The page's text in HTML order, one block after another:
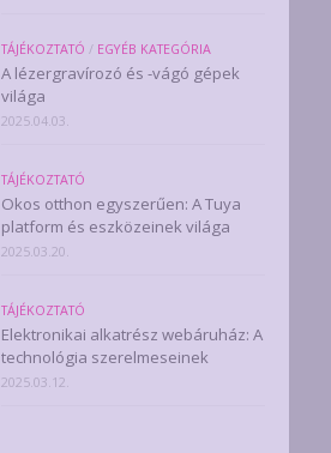
TÁJÉKOZTATÓ / EGYÉB KATEGÓRIA
A lézergravírozó és -vágó gépek
világa
2025.04.03.
TÁJÉKOZTATÓ
Okos otthon egyszerűen: A Tuya
platform és eszközeinek világa
2025.03.20.
TÁJÉKOZTATÓ
Elektronikai alkatrész webáruház: A
technológia szerelmeseinek
2025.03.12.